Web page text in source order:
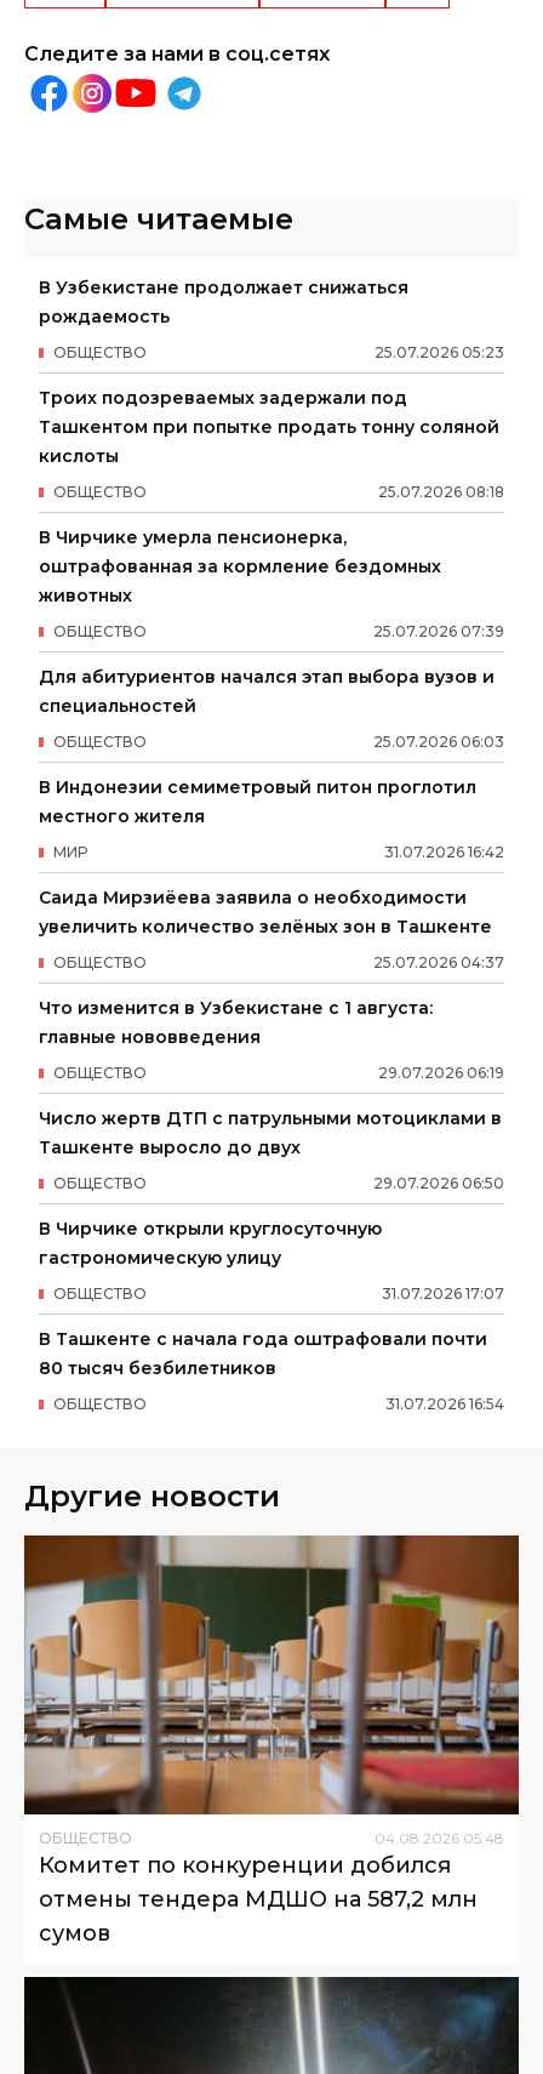
Следите за нами в соц.сетях
Самые читаемые
В Узбекистане продолжает снижаться
рождаемость
25.07.2026 05:23
ОБЩЕСТВО
Троих подозреваемых задержали под
Ташкентом при попытке продать тонну соляной
кислоты
25.07.2026 08:18
ОБЩЕСТВО
В Чирчике умерла пенсионерка,
оштрафованная за кормление бездомных
животных
25.07.2026 07:39
ОБЩЕСТВО
Для абитуриентов начался этап выбора вузов и
специальностей
25.07.2026 06:03
ОБЩЕСТВО
В Индонезии семиметровый питон проглотил
местного жителя
31.07.2026 16:42
МИР
Саида Мирзиёева заявила о необходимости
увеличить количество зелёных зон в Ташкенте
25.07.2026 04:37
ОБЩЕСТВО
Что изменится в Узбекистане с 1 августа:
главные нововведения
29.07.2026 06:19
ОБЩЕСТВО
Число жертв ДТП с патрульными мотоциклами в
Ташкенте выросло до двух
29.07.2026 06:50
ОБЩЕСТВО
В Чирчике открыли круглосуточную
гастрономическую улицу
31.07.2026 17:07
ОБЩЕСТВО
В Ташкенте с начала года оштрафовали почти
80 тысяч безбилетников
31.07.2026 16:54
ОБЩЕСТВО
Другие новости
ОБЩЕСТВО 04 08 2026 05:48
Комитет по конкуренции добился
отмены тендера МДШО на 587,2 млн
сумов